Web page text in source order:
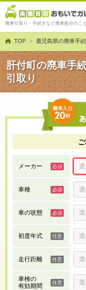
廃車引取り・手続きなど廃車処分のこ
TOP 鹿児島県の廃車手
肝付町の廃車手
引取り
メーカー
車種
車の状態
初度年式
走行距離
車検の
有効期間